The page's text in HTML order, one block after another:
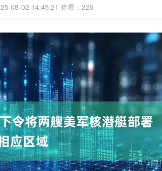
08-02 14:45:21 查看：228